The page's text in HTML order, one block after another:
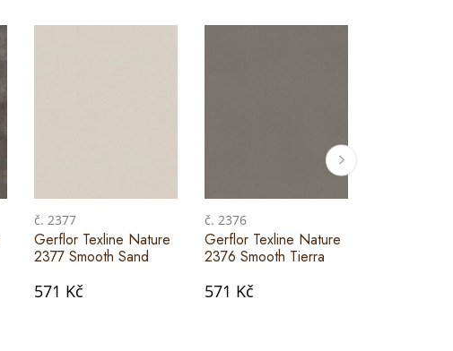
č. 2377
Gerflor Texline Nature
2377 Smooth Sand
571 Kč
č. 2376
Gerflor Texline Nature
2376 Smooth Tierra
571 Kč